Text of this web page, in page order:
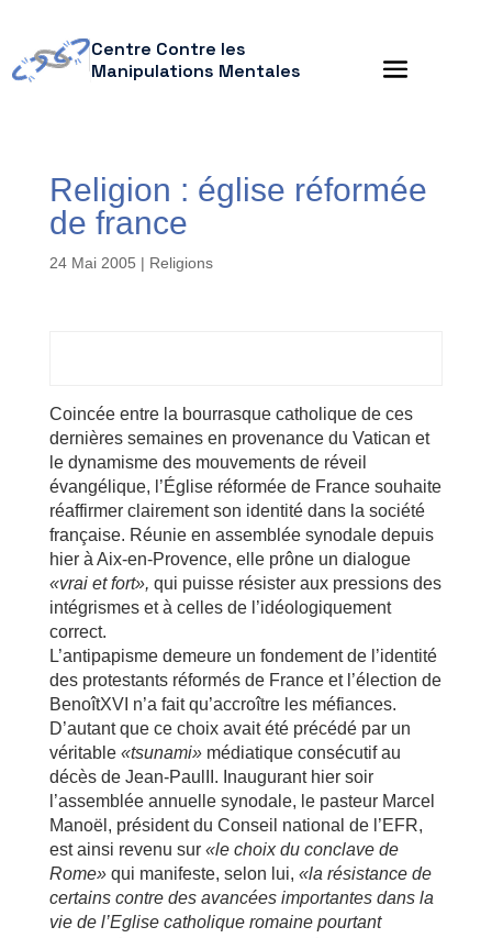
Centre Contre les
Manipulations Mentales
Religion : église réformée
de france
24 Mai 2005 | Religions
Coincée entre la bourrasque catholique de ces
dernières semaines en provenance du Vatican et
le dynamisme des mouvements de réveil
évangélique, l’Église réformée de France souhaite
réaffirmer clairement son identité dans la société
française. Réunie en assemblée synodale depuis
hier à Aix-en-Provence, elle prône un dialogue
«vrai et fort», qui puisse résister aux pressions des
intégrismes et à celles de l’idéologiquement
correct.
L’antipapisme demeure un fondement de l’identité
des protestants réformés de France et l’élection de
BenoîtXVI n’a fait qu’accroître les méfiances.
D’autant que ce choix avait été précédé par un
véritable «tsunami» médiatique consécutif au
décès de Jean-PaulII. Inaugurant hier soir
l’assemblée annuelle synodale, le pasteur Marcel
Manoël, président du Conseil national de l’EFR,
est ainsi revenu sur «le choix du conclave de
Rome» qui manifeste, selon lui, «la résistance de
certains contre des avancées importantes dans la
vie de l’Eglise catholique romaine pourtant